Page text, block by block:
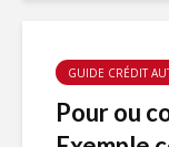
GUIDE CRÉDIT
Pour ou